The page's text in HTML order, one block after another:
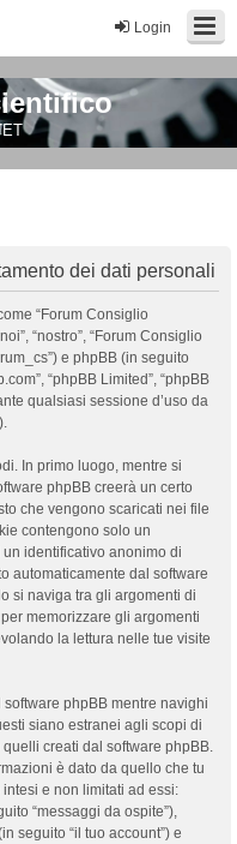
Login
dei dati personali
“Forum Consiglio
“nostro”, “Forum Consiglio
e phpBB (in seguito
“phpBB Limited”, “phpBB
qualsiasi sessione d’uso da
In primo luogo, mentre si
phpBB creerà un certo
che vengono scaricati nei file
contengono solo un
identificativo anonimo di
automaticamente dal software
si naviga tra gli argomenti di
memorizzare gli argomenti
la lettura nelle tue visite
phpBB mentre navighi
siano estranei agli scopi di
creati dal software phpBB.
è dato da quello che tu
e non limitati ad essi:
“messaggi da ospite”),
seguito “il tuo account”) e